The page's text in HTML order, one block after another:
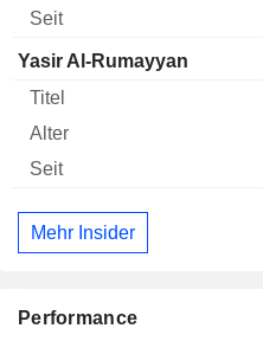
Performance
Yasir Al-Rumayyan
Mehr Insider